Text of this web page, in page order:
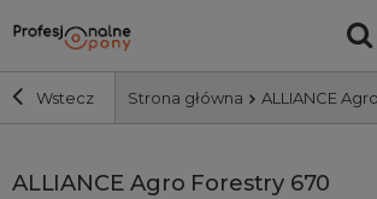
Wstecz Strona główna ALLIANCE
Szerokość i profil
ALLIANCE Agro Forestry 670